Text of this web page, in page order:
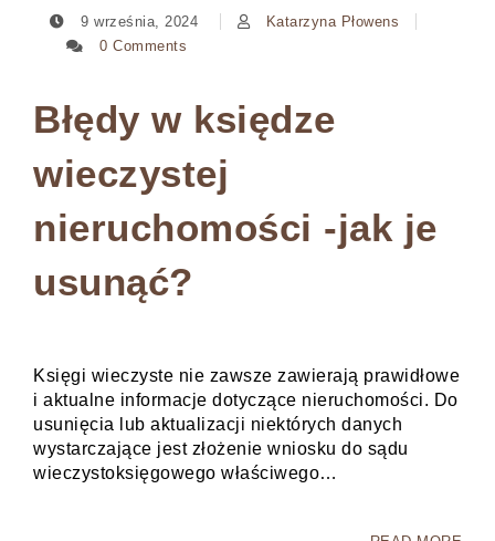
9 września, 2024
Katarzyna Płowens
0 Comments
Błędy w księdze
wieczystej
nieruchomości -jak je
usunąć?
Księgi wieczyste nie zawsze zawierają prawidłowe
i aktualne informacje dotyczące nieruchomości. Do
usunięcia lub aktualizacji niektórych danych
wystarczające jest złożenie wniosku do sądu
wieczystoksięgowego właściwego…